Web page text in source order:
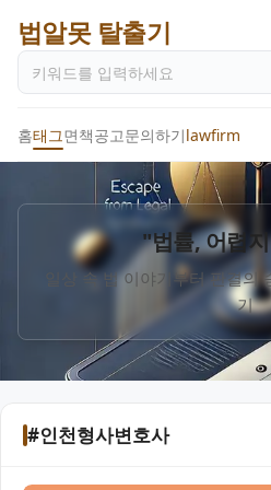
법알못 탈출기
홈태그면책공고문의하기lawfirm
"법률, 어렵
일상 속 법 이야기부터 판결
기
#인천형사변호사